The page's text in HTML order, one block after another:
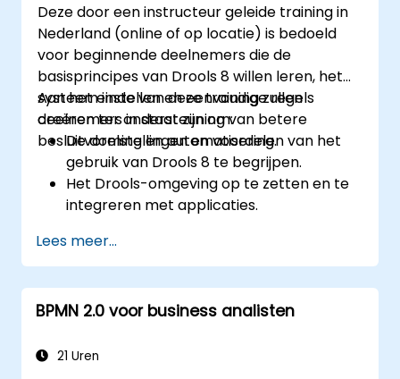
maken en aan te passen voor real-time
monitoring.
Deze door een instructeur geleide training in
Nederland (online of op locatie) is bedoeld
voor beginnende deelnemers die de
basisprincipes van Drools 8 willen leren, het
systeem instellen en eenvoudige regels
creëren ter ondersteuning van betere
besluitvorming en automatisering.
Aan het einde van deze training zullen
deelnemers in staat zijn om:
De doelstellingen en voordelen van het
gebruik van Drools 8 te begrijpen.
Het Drools-omgeving op te zetten en te
integreren met applicaties.
testen en implementeren.
Drools Workbench te gebruiken voor
regelbeheer en besluittabellen.
Drools toe te passen in reële scenario’s
Lees meer...
BPMN 2.0 voor business analisten
21 Uren